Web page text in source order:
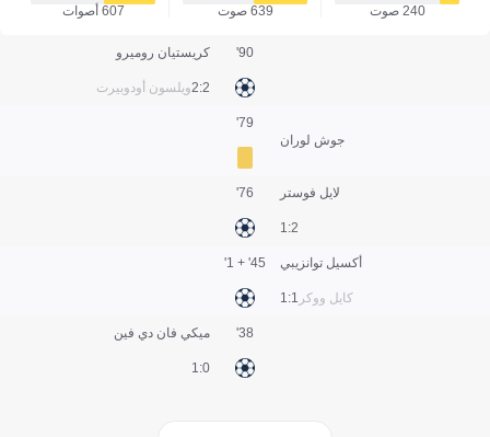
240 صوت
639 صوت
607 أصوات
كريستيان روميرو
ويلسون أودوبيرت2:2
90'
جوش لوران
79'
لايل فوستر
2:1
76'
أكسيل توانزيبي
كايل ووكر 1:1
45' + 1'
ميكي فان دي فين
0:1
38'